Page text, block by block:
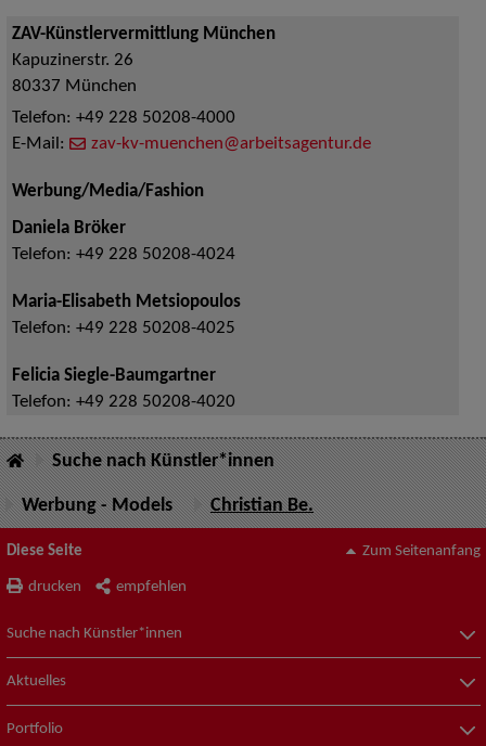
ZAV-Künstlervermittlung München
Kapuzinerstr. 26
80337 München
Telefon: +49 228 50208-4000
E-Mail:
zav-kv-muenchen@arbeitsagentur.de
Werbung/Media/Fashion
Daniela Bröker
Telefon: +49 228 50208-4024
Maria-Elisabeth Metsiopoulos
Telefon: +49 228 50208-4025
Felicia Siegle-Baumgartner
Telefon: +49 228 50208-4020
Suche nach Künstler*innen
Werbung - Models Christian Be.
Diese Seite
drucken empfehlen
Zum Seitenanfang
Suche nach Künstler*innen
Aktuelles
Portfolio